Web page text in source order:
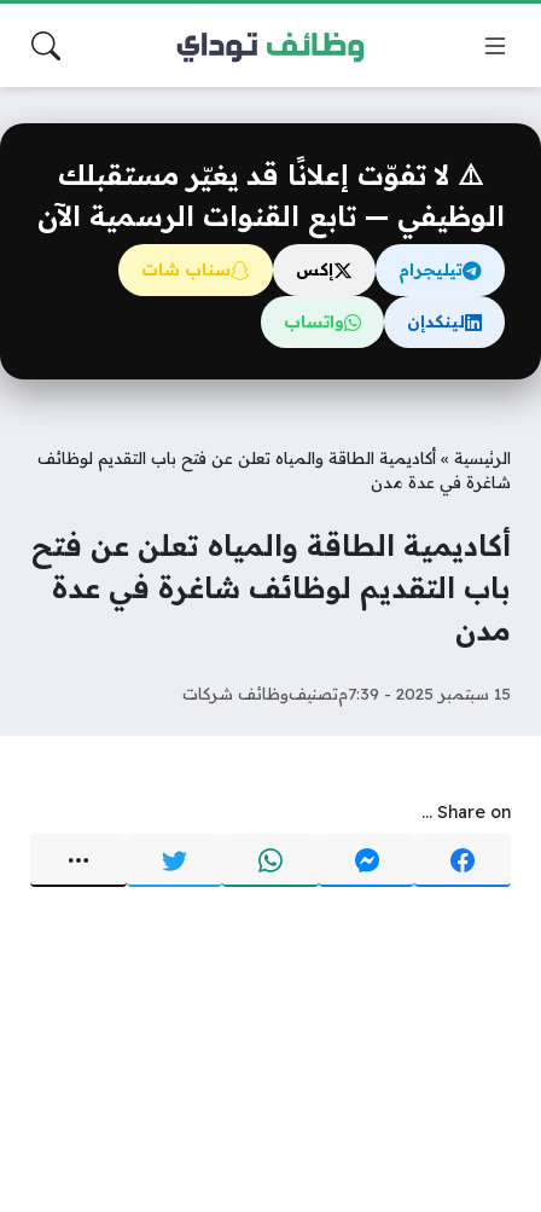
⚠️ لا تفوّت إعلانًا قد يغيّر مستقبلك
الوظيفي — تابع القنوات الرسمية الآن
تيليجرام إكس سناب شات
لينكدإن واتساب
الرئيسية » أكاديمية الطاقة والمياه تعلن عن فتح باب التقديم لوظائف
شاغرة في عدة مدن
أكاديمية الطاقة والمياه تعلن عن فتح
باب التقديم لوظائف شاغرة في عدة
مدن
15 سبتمبر 2025 - 7:39م تصنيفوظائف شركات
Share on ...